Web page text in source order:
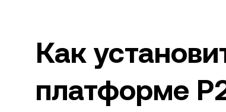
Как
платформе